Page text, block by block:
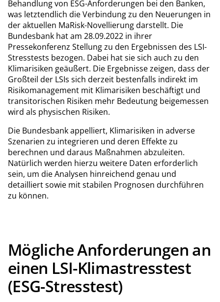
Behandlung von ESG-Anforderungen bei den Banken,
was letztendlich die Verbindung zu den Neuerungen in
der aktuellen MaRisk-Novellierung darstellt. Die
Bundesbank hat am 28.09.2022 in ihrer
Pressekonferenz Stellung zu den Ergebnissen des LSI-
Stresstests bezogen. Dabei hat sie sich auch zu den
Klimarisiken geäußert. Die Ergebnisse zeigen, dass der
Großteil der LSIs sich derzeit bestenfalls indirekt im
Risikomanagement mit Klimarisiken beschäftigt und
transitorischen Risiken mehr Bedeutung beigemessen
wird als physischen Risiken.
Die Bundesbank appelliert, Klimarisiken in adverse
Szenarien zu integrieren und deren Effekte zu
berechnen und daraus Maßnahmen abzuleiten.
Natürlich werden hierzu weitere Daten erforderlich
sein, um die Analysen hinreichend genau und
detailliert sowie mit stabilen Prognosen durchführen
zu können.
Mögliche Anforderungen an
einen LSI-Klimastresstest
(ESG-Stresstest)